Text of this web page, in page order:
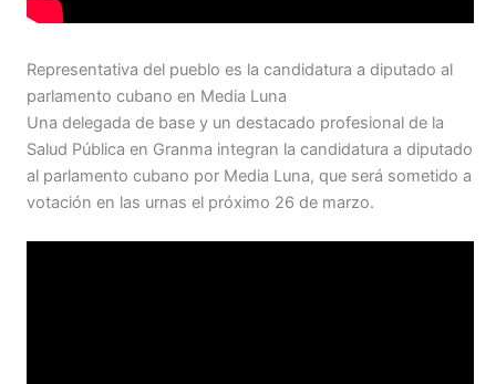
Representativa del pueblo es la candidatura a diputado al
parlamento cubano en Media Luna
Una delegada de base y un destacado profesional de la
Salud Pública en Granma integran la candidatura a diputado
al parlamento cubano por Media Luna, que será sometido a
votación en las urnas el próximo 26 de marzo.